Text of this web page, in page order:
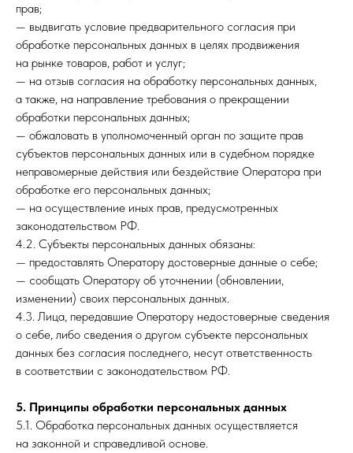
прав;
— выдвигать условие предварительного согласия при
обработке персональных данных в целях продвижения
на рынке товаров, работ и услуг;
— на отзыв согласия на обработку персональных данных,
а также, на направление требования о прекращении
обработки персональных данных;
— обжаловать в уполномоченный орган по защите прав
субъектов персональных данных или в судебном порядке
неправомерные действия или бездействие Оператора при
обработке его персональных данных;
— на осуществление иных прав, предусмотренных
законодательством РФ.
4.2. Субъекты персональных данных обязаны:
— предоставлять Оператору достоверные данные о себе;
— сообщать Оператору об уточнении (обновлении,
изменении) своих персональных данных.
4.3. Лица, передавшие Оператору недостоверные сведения
о себе, либо сведения о другом субъекте персональных
данных без согласия последнего, несут ответственность
в соответствии с законодательством РФ.
5. Принципы обработки персональных данных
5.1. Обработка персональных данных осуществляется
на законной и справедливой основе.